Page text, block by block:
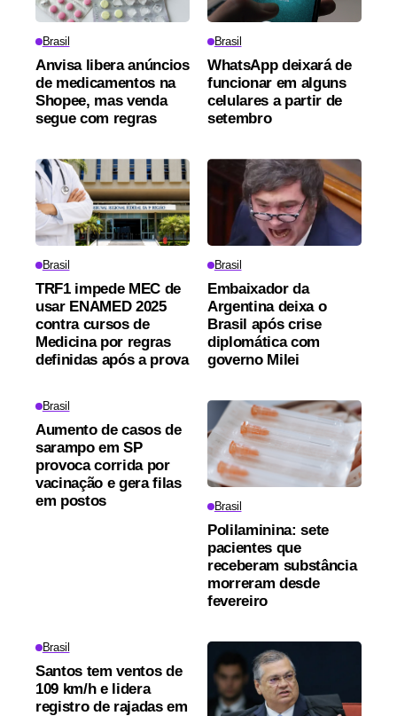
Brasil
Anvisa libera anúncios
de medicamentos na
Shopee, mas venda
segue com regras
Brasil
WhatsApp deixará de
funcionar em alguns
celulares a partir de
setembro
Brasil
TRF1 impede MEC de
usar ENAMED 2025
contra cursos de
Medicina por regras
definidas após a prova
Brasil
Embaixador da
Argentina deixa o
Brasil após crise
diplomática com
governo Milei
Brasil
Aumento de casos de
sarampo em SP
provoca corrida por
vacinação e gera filas
em postos
Brasil
Polilaminina: sete
pacientes que
receberam substância
morreram desde
fevereiro
Brasil
Santos tem ventos de
109 km/h e lidera
registro de rajadas em